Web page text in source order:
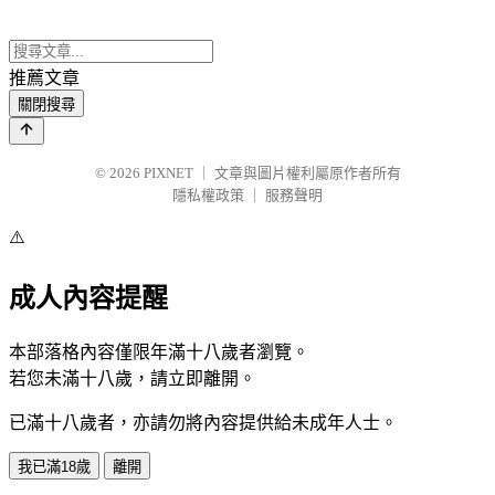
推薦文章
關閉搜尋
© 2026 PIXNET
文章與圖片權利屬原作者所有
隱私權政策
服務聲明
⚠️
成人內容提醒
本部落格內容僅限年滿十八歲者瀏覽。
若您未滿十八歲，請立即離開。
已滿十八歲者，亦請勿將內容提供給未成年人士。
我已滿18歲 離開